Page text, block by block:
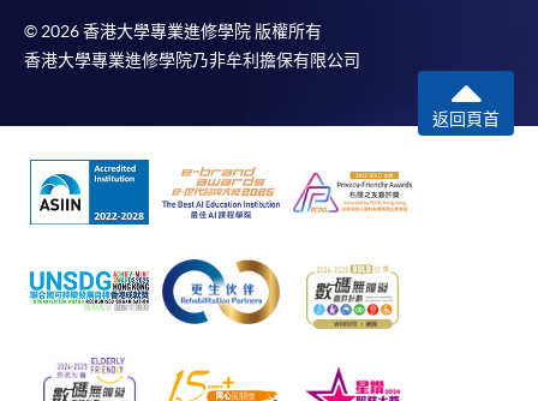
© 2026 香港大學專業進修學院 版權所有
香港大學專業進修學院乃非牟利擔保有限公司
返回頁首